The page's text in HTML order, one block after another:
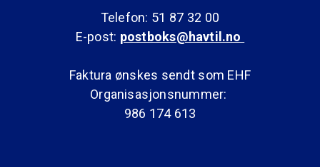
Telefon: 51 87 32 00
E-post: postboks@havtil.no
Faktura ønskes sendt som EHF
Organisasjonsnummer:
986 174 613